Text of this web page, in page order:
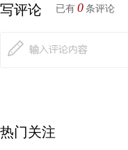
写评论 已有 0 条评论
热门关注